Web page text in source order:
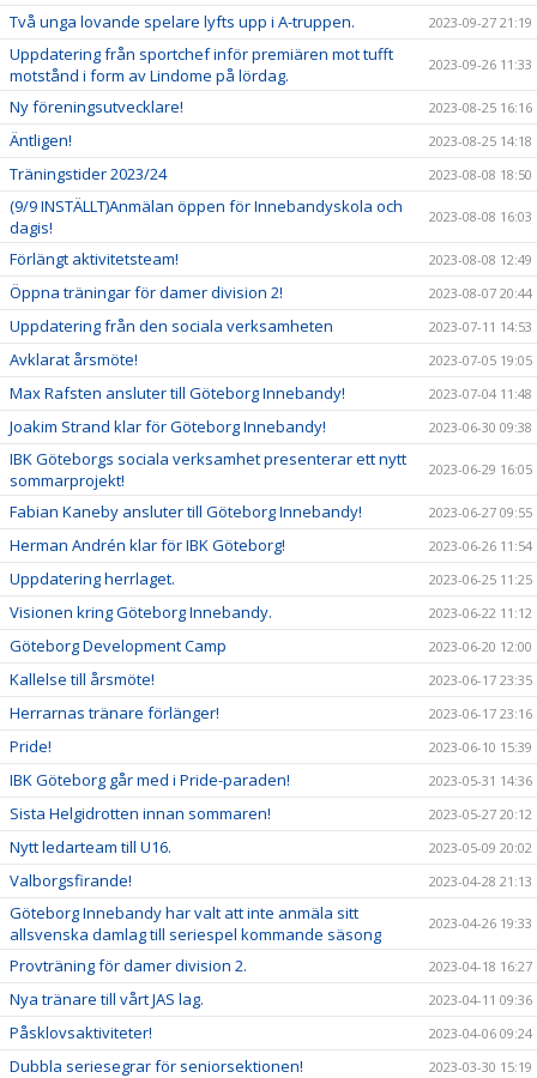
Två unga lovande spelare lyfts upp i A-truppen. 2023-09-27 21:19
Uppdatering från sportchef inför premiären mot tufft
motstånd i form av Lindome på lördag.
2023-09-26 11:33
Ny föreningsutvecklare! 2023-08-25 16:16
Äntligen! 2023-08-25 14:18
Träningstider 2023/24 2023-08-08 18:50
(9/9 INSTÄLLT)Anmälan öppen för Innebandyskola och
dagis!
2023-08-08 16:03
Förlängt aktivitetsteam! 2023-08-08 12:49
Öppna träningar för damer division 2! 2023-08-07 20:44
Uppdatering från den sociala verksamheten 2023-07-11 14:53
Avklarat årsmöte! 2023-07-05 19:05
Max Rafsten ansluter till Göteborg Innebandy! 2023-07-04 11:48
Joakim Strand klar för Göteborg Innebandy! 2023-06-30 09:38
IBK Göteborgs sociala verksamhet presenterar ett nytt
sommarprojekt!
2023-06-29 16:05
Fabian Kaneby ansluter till Göteborg Innebandy! 2023-06-27 09:55
Herman Andrén klar för IBK Göteborg! 2023-06-26 11:54
Uppdatering herrlaget. 2023-06-25 11:25
Visionen kring Göteborg Innebandy. 2023-06-22 11:12
Göteborg Development Camp 2023-06-20 12:00
Kallelse till årsmöte! 2023-06-17 23:35
Herrarnas tränare förlänger! 2023-06-17 23:16
Pride! 2023-06-10 15:39
IBK Göteborg går med i Pride-paraden! 2023-05-31 14:36
Sista Helgidrotten innan sommaren! 2023-05-27 20:12
Nytt ledarteam till U16. 2023-05-09 20:02
Valborgsfirande! 2023-04-28 21:13
Göteborg Innebandy har valt att inte anmäla sitt
allsvenska damlag till seriespel kommande säsong
2023-04-26 19:33
Provträning för damer division 2. 2023-04-18 16:27
Nya tränare till vårt JAS lag. 2023-04-11 09:36
Påsklovsaktiviteter! 2023-04-06 09:24
Dubbla seriesegrar för seniorsektionen! 2023-03-30 15:19